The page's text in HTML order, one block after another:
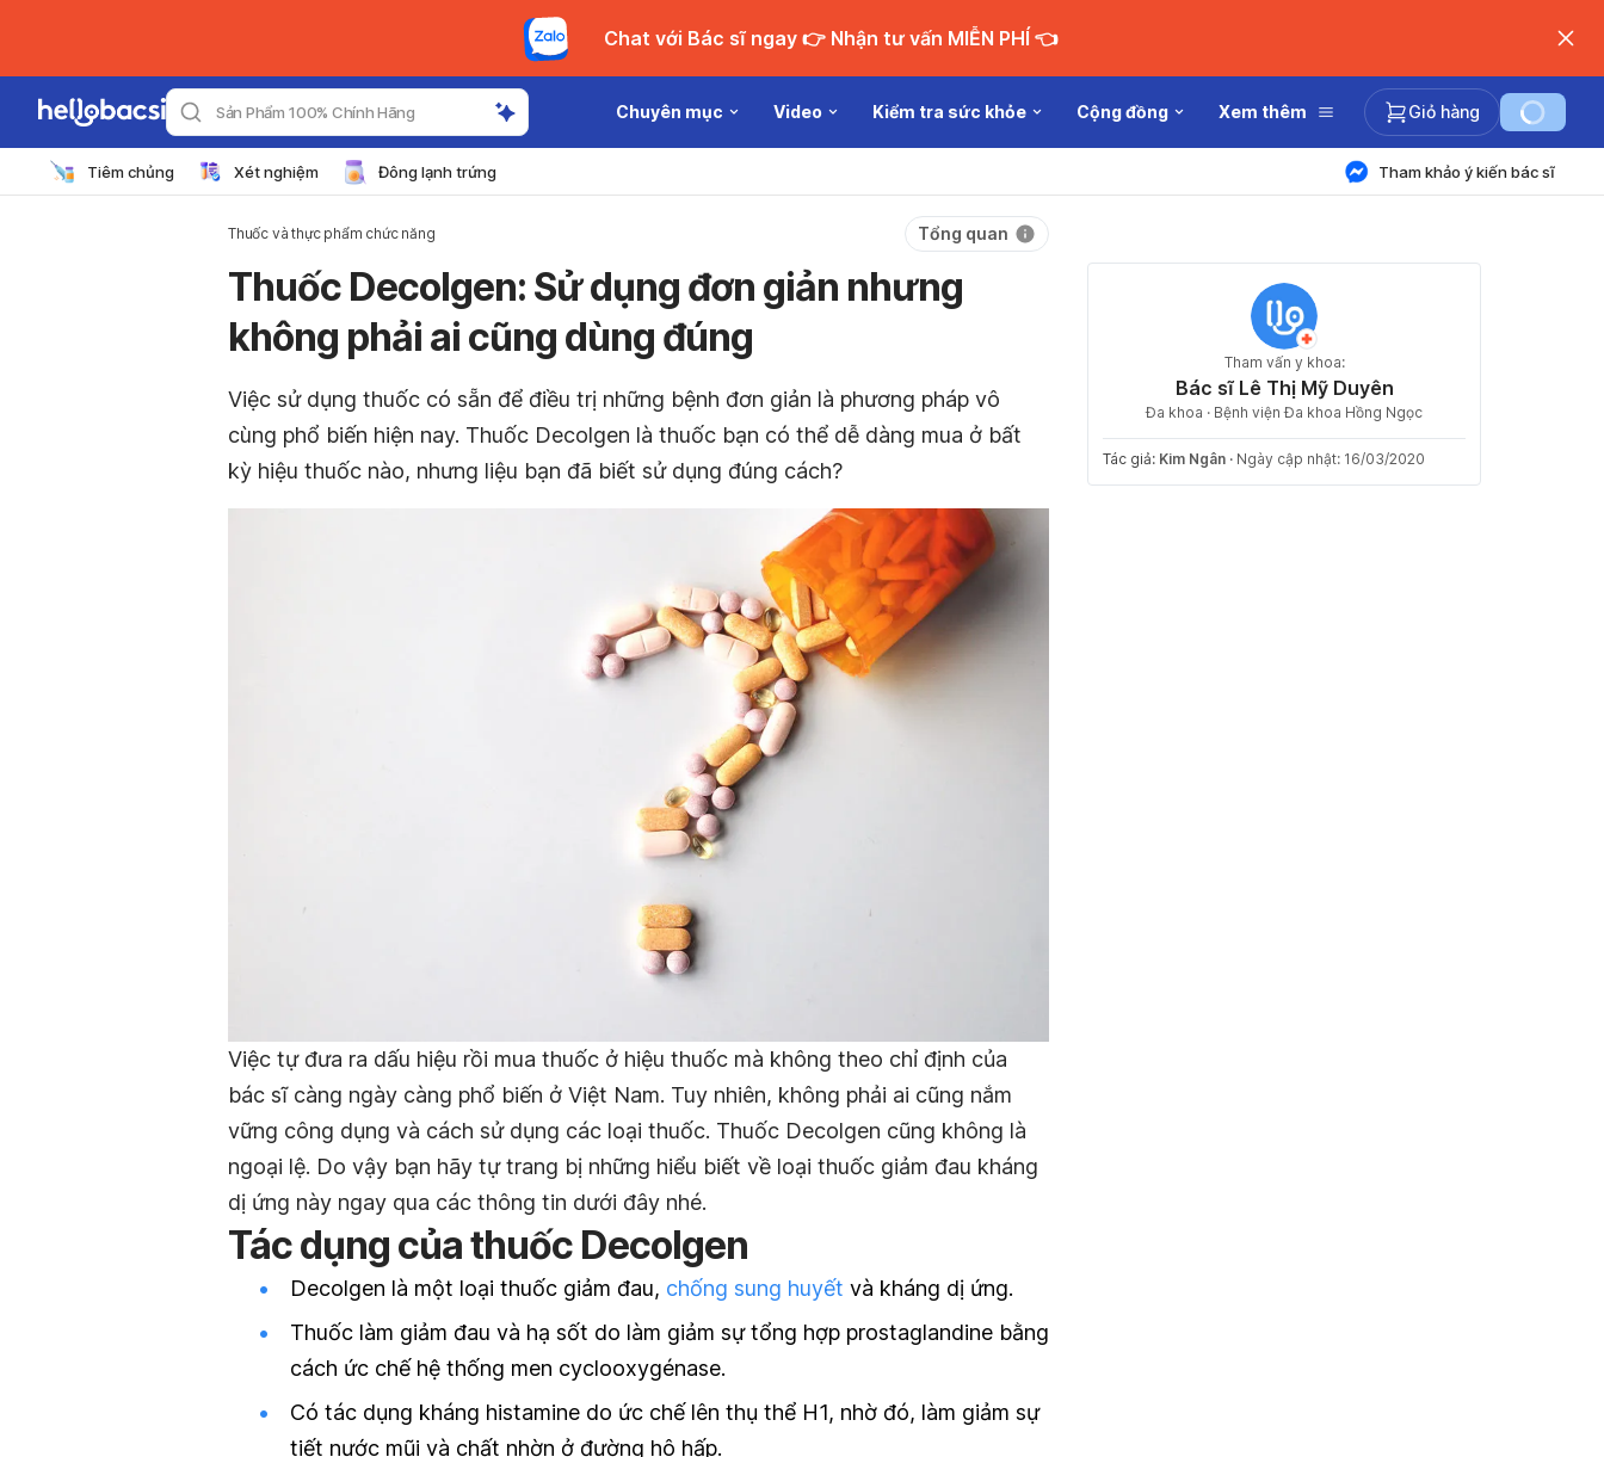
Chat với Bác sĩ ngay 👉 Nhận tư vấn MIỄN PHÍ 👈
Sản Phẩm 100% Chính Hãng Chuyên mục Video Kiểm tra sức khỏe Cộng đồng Xem thêm Giỏ hàng
Tiêm chủng Xét nghiệm Đông lạnh trứng Tham khảo ý kiến bác sĩ
Thuốc và thực phẩm chức năng Tổng quan
Thuốc Decolgen: Sử dụng đơn giản nhưng
không phải ai cũng dùng đúng
Việc sử dụng thuốc có sẵn để điều trị những bệnh đơn giản là phương pháp vô
cùng phổ biến hiện nay. Thuốc Decolgen là thuốc bạn có thể dễ dàng mua ở bất
kỳ hiệu thuốc nào, nhưng liệu bạn đã biết sử dụng đúng cách?
Việc tự đưa ra dấu hiệu rồi mua thuốc ở hiệu thuốc mà không theo chỉ định của
bác sĩ càng ngày càng phổ biến ở Việt Nam. Tuy nhiên, không phải ai cũng nắm
vững công dụng và cách sử dụng các loại thuốc. Thuốc Decolgen cũng không là
ngoại lệ. Do vậy bạn hãy tự trang bị những hiểu biết về loại thuốc giảm đau kháng
dị ứng này ngay qua các thông tin dưới đây nhé.
Tác dụng của thuốc Decolgen
Decolgen là một loại thuốc giảm đau, chống sung huyết và kháng dị ứng.
Thuốc làm giảm đau và hạ sốt do làm giảm sự tổng hợp prostaglandine bằng
cách ức chế hệ thống men cyclooxygénase.
Có tác dụng kháng histamine do ức chế lên thụ thể H1, nhờ đó, làm giảm sự
tiết nước mũi và chất nhờn ở đường hô hấp.
Tham vấn y khoa:
Bác sĩ Lê Thị Mỹ Duyên
Đa khoa · Bệnh viện Đa khoa Hồng Ngọc
Tác giả: Kim Ngân · Ngày cập nhật: 16/03/2020